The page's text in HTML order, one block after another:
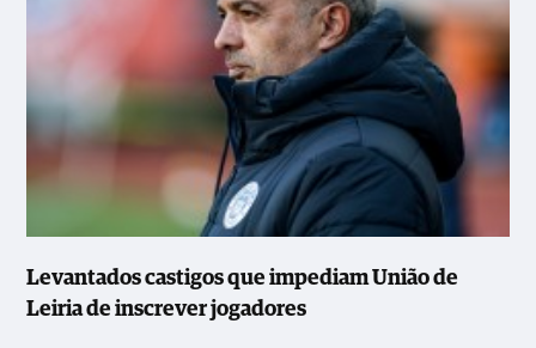
Levantados castigos que impediam União de
Leiria de inscrever jogadores